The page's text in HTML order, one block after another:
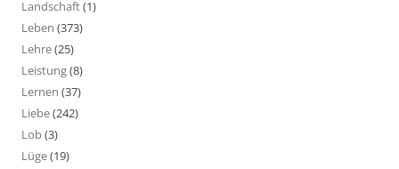
Landschaft(1)
Leben (373)
Lehre(25)
Leistung(8)
Lernen (37)
Liebe(242)
Lob(3)
Lüge(19)